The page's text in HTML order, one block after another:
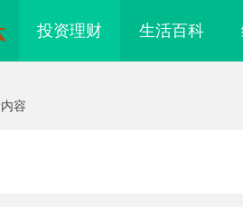
投资理财 生活百科
容